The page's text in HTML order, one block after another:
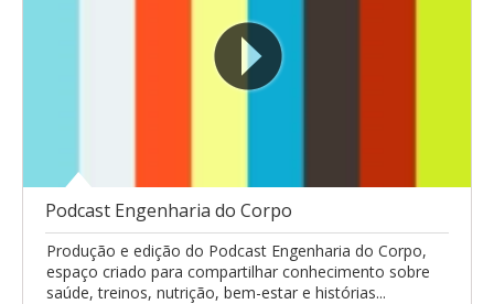
Podcast Engenharia do Corpo
Produção e edição do Podcast Engenharia do Corpo,
espaço criado para compartilhar conhecimento sobre
saúde, treinos, nutrição, bem-estar e histórias...